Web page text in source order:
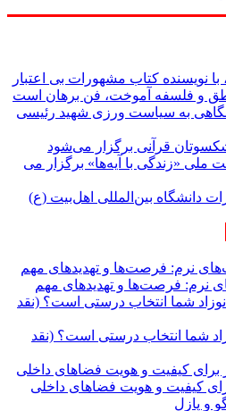
با نویسنده کتاب مشهورات بی اعتبار
و فلسفه آموخت، فن برهان است
به سیاست ورزی شهید رئیسی
قرآنی برگزار می‌شود
«زندگی با آیه‌ها» برگزار می
دانشگاه بین‌المللی اهل‌بیت (ع)
نرم: فرصت‌ها و تهدیدهای مهم
شما انتخاب درستی است؟ (نقد
کیفیت و هویت فضاهای داخلی